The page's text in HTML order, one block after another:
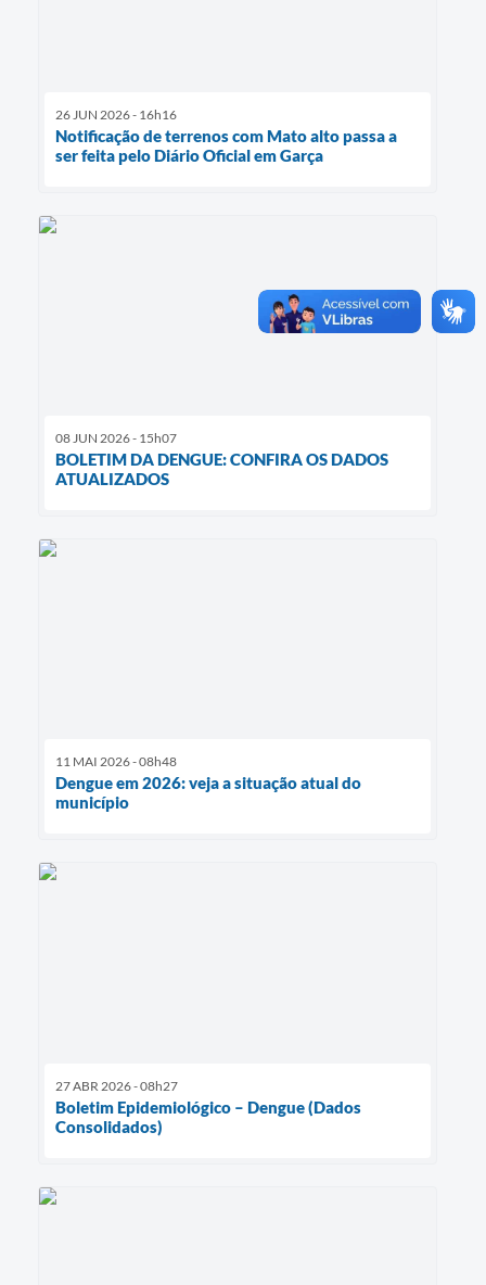
26 JUN 2026 - 16h16
Notificação de terrenos com Mato alto passa a
ser feita pelo Diário Oficial em Garça
08 JUN 2026 - 15h07
BOLETIM DA DENGUE: CONFIRA OS DADOS
ATUALIZADOS
11 MAI 2026 - 08h48
Dengue em 2026: veja a situação atual do
município
27 ABR 2026 - 08h27
Boletim Epidemiológico – Dengue (Dados
Consolidados)